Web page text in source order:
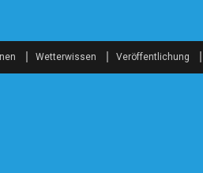
Wetterwissen Veröffentlichung